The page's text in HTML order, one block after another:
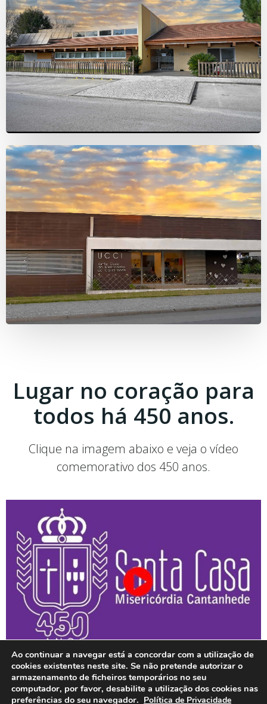
Lugar no coração para
todos há 450 anos.
Clique na imagem abaixo e veja o vídeo
comemorativo dos 450 anos.
Ao continuar a navegar está a concordar com a utilização de
cookies existentes neste site. Se não pretende autorizar o
armazenamento de ficheiros temporários no seu
computador, por favor, desabilite a utilização dos cookies nas
preferências do seu navegador. Política de Privacidade